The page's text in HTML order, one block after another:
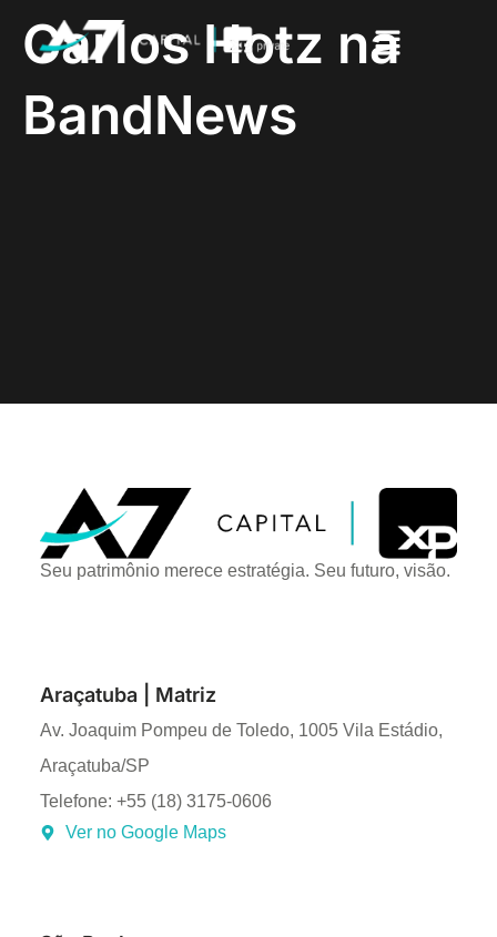
Carlos Hotz na
BandNews
Seu patrimônio merece estratégia. Seu futuro, visão.
Araçatuba | Matriz
Av. Joaquim Pompeu de Toledo, 1005 Vila Estádio,
Araçatuba/SP
Telefone: +55 (18) 3175-0606
Ver no Google Maps